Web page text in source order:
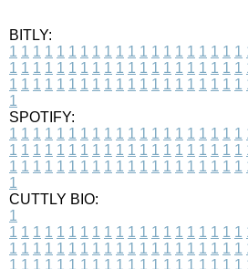
BITLY:
1 1 1 1 1 1 1 1 1 1 1 1 1 1 1 1 1 1 1 1
1 1 1 1 1 1 1 1 1 1 1 1 1 1 1 1 1 1 1 1
1 1 1 1 1 1 1 1 1 1 1 1 1 1 1 1 1 1 1 1
1
SPOTIFY:
1 1 1 1 1 1 1 1 1 1 1 1 1 1 1 1 1 1 1 1
1 1 1 1 1 1 1 1 1 1 1 1 1 1 1 1 1 1 1 1
1 1 1 1 1 1 1 1 1 1 1 1 1 1 1 1 1 1 1 1
1
CUTTLY BIO:
1
1 1 1 1 1 1 1 1 1 1 1 1 1 1 1 1 1 1 1 1
1 1 1 1 1 1 1 1 1 1 1 1 1 1 1 1 1 1 1 1
1 1 1 1 1 1 1 1 1 1 1 1 1 1 1 1 1 1 1 1